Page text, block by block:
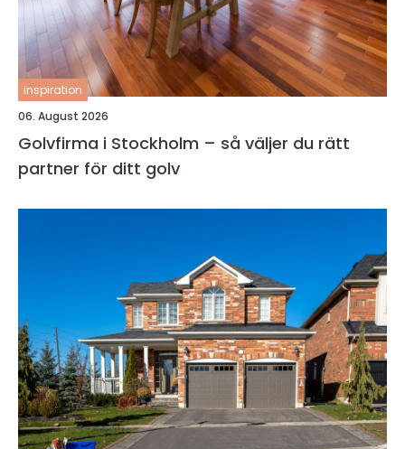
inspiration
06. August 2026
Golvfirma i Stockholm – så väljer du rätt
partner för ditt golv